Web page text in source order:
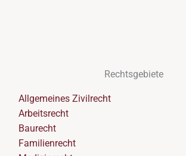
Rechtsgebiete
Allgemeines Zivilrecht
Arbeitsrecht
Baurecht
Familienrecht